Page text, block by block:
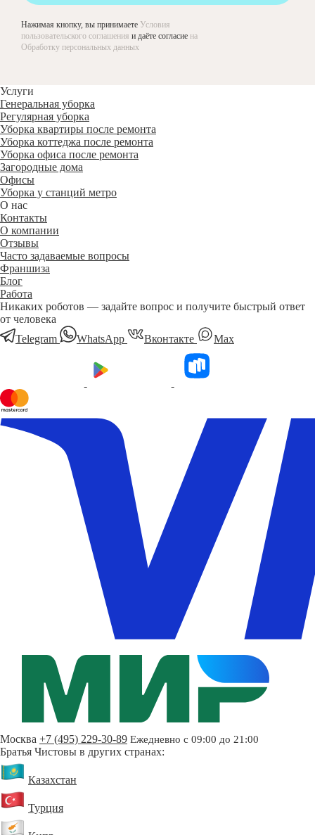
Нажимая кнопку, вы принимаете Условия
пользовательского соглашения и даёте согласие на
Обработку персональных данных
Услуги
Генеральная уборка
Регулярная уборка
Уборка квартиры после ремонта
Уборка коттеджа после ремонта
Уборка офиса после ремонта
Загородные дома
Офисы
Уборка у станций метро
О нас
Контакты
О компании
Отзывы
Часто задаваемые вопросы
Франшиза
Блог
Работа
Никаких роботов — задайте вопрос и получите быстрый ответ
от человека
Telegram
WhatsApp Вконтакте Мах
Москва +7 (495) 229-30-89 Ежедневно с 09:00 до 21:00
Братья Чистовы в других странах:
Казахстан
Турция